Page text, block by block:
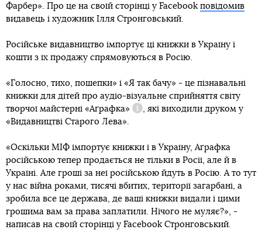
Фарбер». Про це на своїй сторінці у Facebook повідомив
видавець і художник Ілля Стронговський.
Російське видавництво імпортує ці книжки в Україну і
кошти з їх продажу спрямовуються в Росію.
«Голосно, тихо, пошепки» і «Я так бачу» - це пізнавальні
книжки для дітей про аудіо-візуальне сприйняття світу
творчої майстерні «Аґрафка»
Довідка
, які виходили друком у
«Видавництві Старого Лева».
«Оскільки МІФ імпортує книжки і в Україну, Аґрафка
російською тепер продається не тільки в Росії, але й в
Україні. Але гроші за неї російською йдуть в Росію. А то тут
у нас війна роками, тисячі вбитих, території загарбані, а
зробила все це держава, де ваші книжки видали і цими
грошима вам за права заплатили. Нічого не муляє?», -
написав на своїй сторінці у Facebook Стронговський.